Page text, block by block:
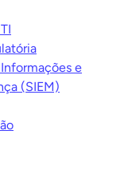
e
(SIEM)